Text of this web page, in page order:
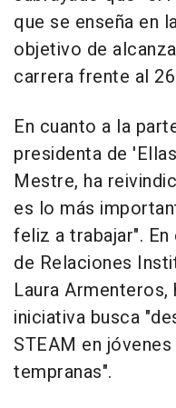
que se enseña en
objetivo de
carrera frente al
En cuanto a la
presidenta de
Mestre, ha
es lo más
feliz a trabajar".
de Relaciones
Laura
iniciativa busca
STEAM en
tempranas".